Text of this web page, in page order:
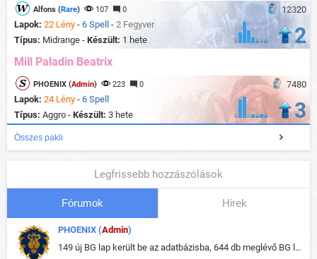
12320
Alfons (Rare) 107 0
Lapok: 22 Lény - 6 Spell - 2 Fegyver
Típus: Midrange - Készült: 1 hete 2
Mill Paladin Beatrix
7480
PHOENIX (Admin) 223 0
Lapok: 24 Lény - 6 Spell
Típus: Aggro - Készült: 3 hete 3
Összes pakli
Legfrissebb hozzászólások
Fórumok Hirek
PHOENIX (Admin)
149 új BG lap került be az adatbázisba, 644 db meglévő BG lap módosult, bekerültek az új képek a megváltozott lapokhoz is.